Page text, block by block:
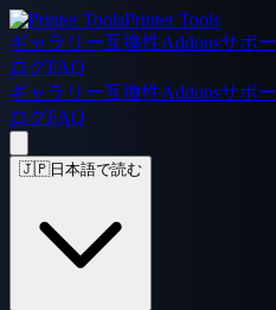
Printer Tools
ギャラリー互換性Addonsサポ
ログFAQ
ギャラリー互換性Addonsサポ
ログFAQ
🇯🇵日本語で読む